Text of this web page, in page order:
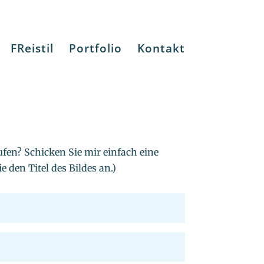
FReistil Portfolio Kontakt
Schicken Sie mir einfach eine
den Titel des Bildes an.)